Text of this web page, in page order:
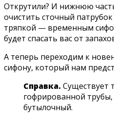
Открутили? И нижнюю
очистить сточный
тряпкой — временным
будет спасать вас от
А теперь переходим к
сифону, который нам
Справка. Существует
гофрированной
бутылочный.